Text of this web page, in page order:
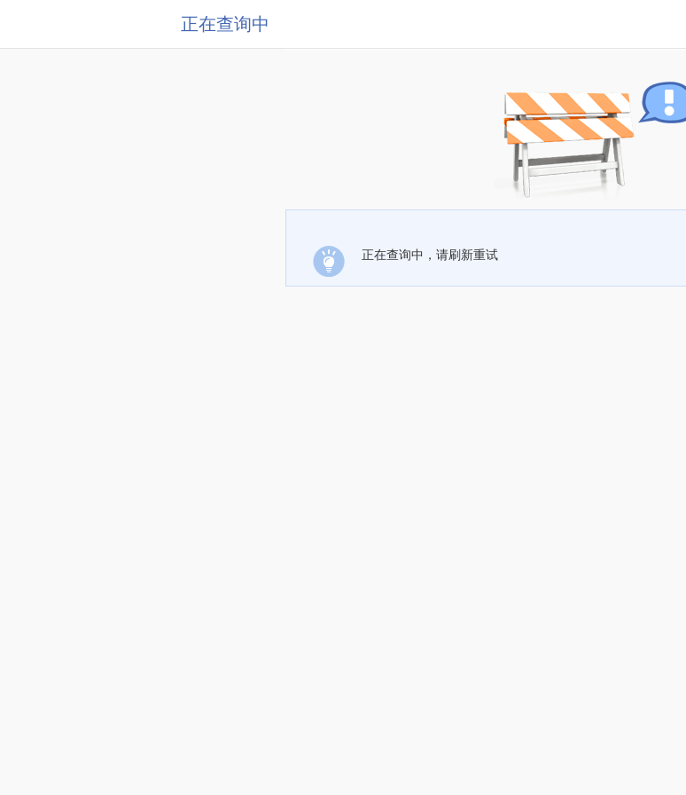
正在查询中
正在查询中，请刷新重试